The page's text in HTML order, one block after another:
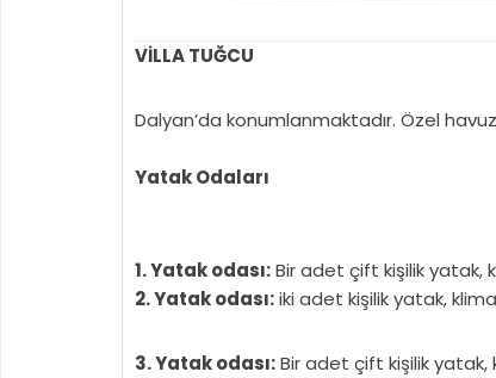
VİLLA TUĞCU
Dalyan’da konumlanmaktadır. Özel
Yatak Odaları
1. Yatak odası:Bir adet çift kişilik yatak,
2. Yatak odası:iki adet kişilik yatak,
3. Yatak odası:Bir adet çift kişilik yatak,